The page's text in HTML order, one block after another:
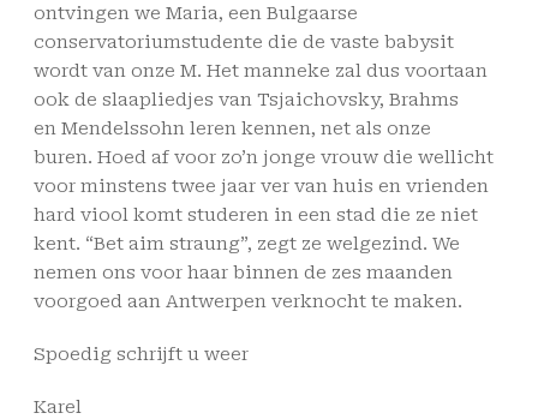
ontvingen we Maria, een Bulgaarse
conservatoriumstudente die de vaste babysit
wordt van onze M. Het manneke zal dus voortaan
ook de slaapliedjes van Tsjaichovsky, Brahms
en Mendelssohn leren kennen, net als onze
buren. Hoed af voor zo’n jonge vrouw die wellicht
voor minstens twee jaar ver van huis en vrienden
hard viool komt studeren in een stad die ze niet
kent. “Bet aim straung”, zegt ze welgezind. We
nemen ons voor haar binnen de zes maanden
voorgoed aan Antwerpen verknocht te maken.
Spoedig schrijft u weer
Karel